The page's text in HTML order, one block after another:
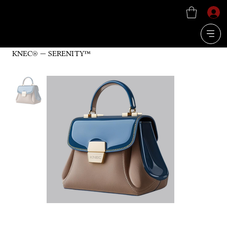
KNEC® — SERENITY™